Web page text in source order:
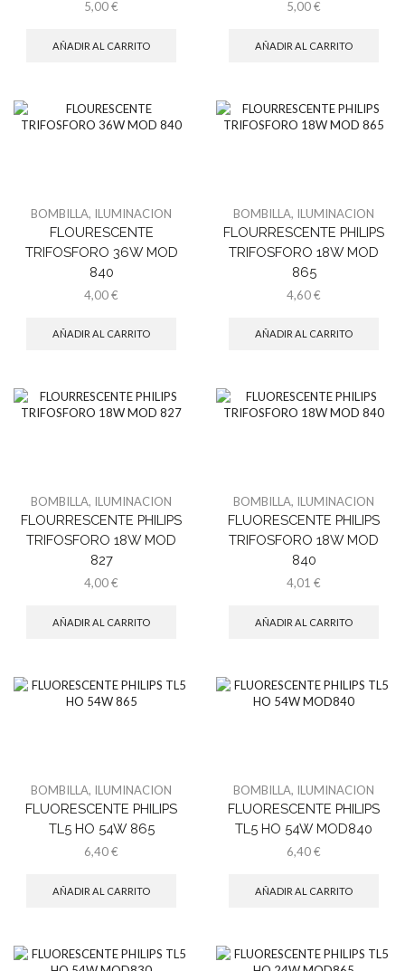
5,00€
AÑADIR AL CARRITO
5,00€
AÑADIR AL CARRITO
BOMBILLA, ILUMINACION
FLOURESCENTE
TRIFOSFORO 36W MOD
840
4,00€
AÑADIR AL CARRITO
BOMBILLA, ILUMINACION
FLOURRESCENTE PHILIPS
TRIFOSFORO 18W MOD
865
4,60€
AÑADIR AL CARRITO
BOMBILLA, ILUMINACION
FLOURRESCENTE PHILIPS
TRIFOSFORO 18W MOD
827
4,00€
AÑADIR AL CARRITO
BOMBILLA, ILUMINACION
FLUORESCENTE PHILIPS
TRIFOSFORO 18W MOD
840
4,01 €
AÑADIR AL CARRITO
BOMBILLA, ILUMINACION
FLUORESCENTE PHILIPS
TL5 HO 54W 865
6,40€
AÑADIR AL CARRITO
BOMBILLA, ILUMINACION
FLUORESCENTE PHILIPS
TL5 HO 54W MOD840
6,40€
AÑADIR AL CARRITO